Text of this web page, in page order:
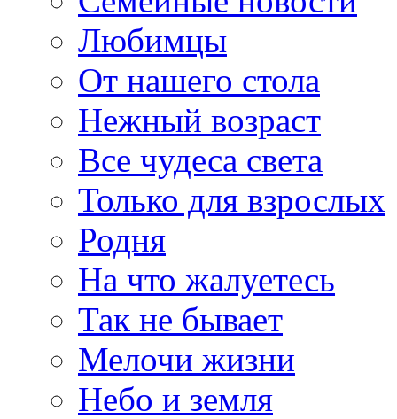
Любимцы
От нашего стола
Нежный возраст
Все чудеса света
Только для взрослых
Родня
На что жалуетесь
Так не бывает
Мелочи жизни
Небо и земля